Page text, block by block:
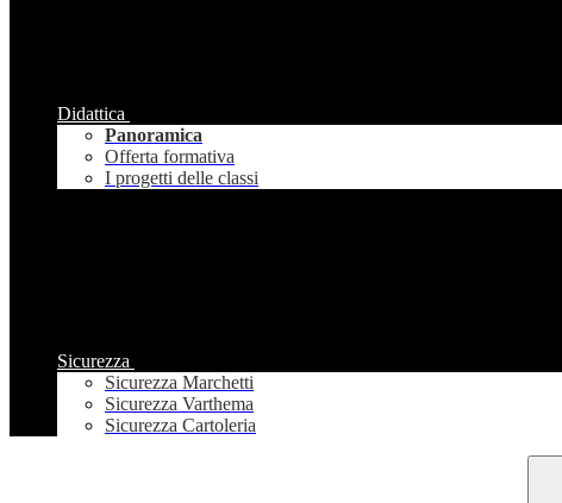
Didattica
Panoramica
Offerta formativa
I progetti delle classi
Sicurezza
Sicurezza Marchetti
Sicurezza Varthema
Sicurezza Cartoleria